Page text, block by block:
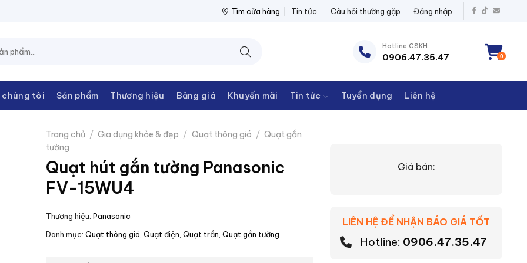
THANH CHÂU NPP THIẾT BỊ ĐIỆN THANH CHÂU
Tìm cửa hàng Tin tức Câu hỏi thường gặp Đăng nhập
Hotline CSKH:
0906.47.35.47 0
chúng tôi Sản phẩm Thương hiệu Bảng giá Khuyến mãi Tin tức Tuyển dụng Liên hệ
Trang chủ / Gia dụng khỏe & đẹp / Quạt thông gió / Quạt gắn
tường
Quạt hút gắn tường Panasonic
FV-15WU4
Thương hiệu: Panasonic
Danh mục: Quạt thông gió Quạt điện, Quạt trần Quạt gắn tường
Giá bán:
LIÊN HỆ ĐỂ NHẬN BÁO GIÁ TỐT
Hotline: 0906.47.35.47